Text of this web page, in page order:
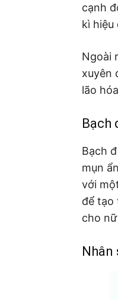
cạnh
kì hiệu
Ngoài
xuyên
lão
Bạch
Bạch
mụn
với
để tạo
cho
Nhân